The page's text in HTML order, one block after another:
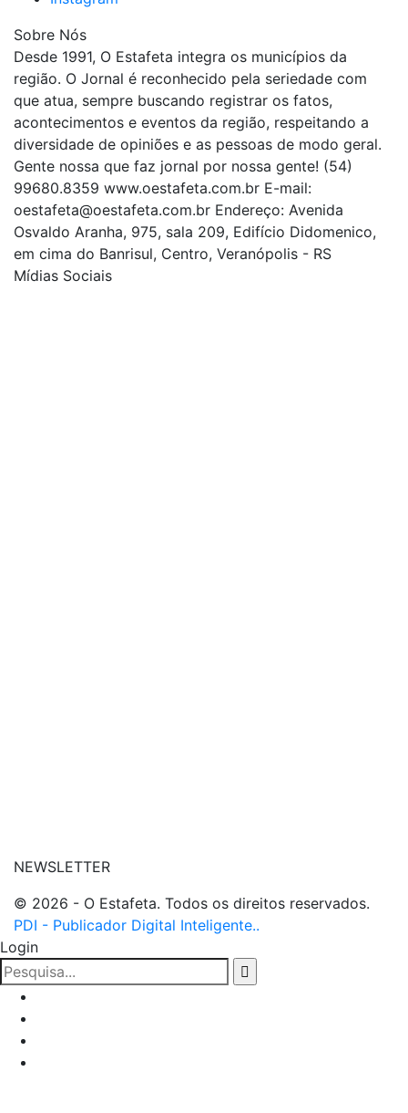
Sobre Nós
Desde 1991, O Estafeta integra os municípios da
região. O Jornal é reconhecido pela seriedade com
que atua, sempre buscando registrar os fatos,
acontecimentos e eventos da região, respeitando a
diversidade de opiniões e as pessoas de modo geral.
Gente nossa que faz jornal por nossa gente! (54)
99680.8359 www.oestafeta.com.br E-mail:
oestafeta@oestafeta.com.br Endereço: Avenida
Osvaldo Aranha, 975, sala 209, Edifício Didomenico,
em cima do Banrisul, Centro, Veranópolis - RS
Mídias Sociais
NEWSLETTER
© 2026 - O Estafeta. Todos os direitos reservados.
PDI - Publicador Digital Inteligente..
Login